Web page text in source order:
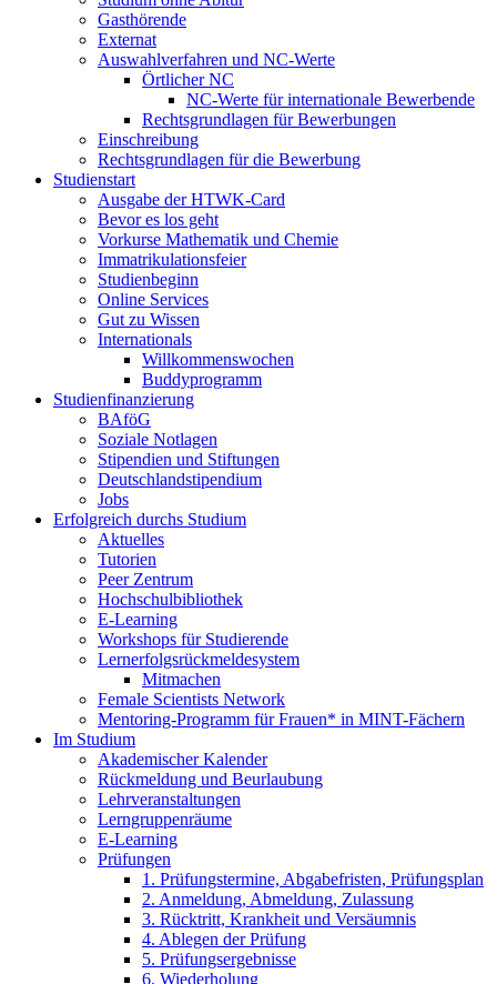
Gasthörende
Externat
Auswahlverfahren und NC-Werte
Örtlicher NC
NC-Werte für internationale Bewerbende
Rechtsgrundlagen für Bewerbungen
Einschreibung
Rechtsgrundlagen für die Bewerbung
Studienstart
Ausgabe der HTWK-Card
Bevor es los geht
Vorkurse Mathematik und Chemie
Immatrikulationsfeier
Studienbeginn
Online Services
Gut zu Wissen
Internationals
Willkommenswochen
Buddyprogramm
Studienfinanzierung
BAföG
Soziale Notlagen
Stipendien und Stiftungen
Deutschlandstipendium
Jobs
Erfolgreich durchs Studium
Aktuelles
Tutorien
Peer Zentrum
Hochschulbibliothek
E-Learning
Workshops für Studierende
Lernerfolgsrückmeldesystem
Mitmachen
Female Scientists Network
Mentoring-Programm für Frauen* in MINT-Fächern
Im Studium
Akademischer Kalender
Rückmeldung und Beurlaubung
Lehrveranstaltungen
Lerngruppenräume
E-Learning
Prüfungen
1. Prüfungstermine, Abgabefristen, Prüfungsplan
2. Anmeldung, Abmeldung, Zulassung
3. Rücktritt, Krankheit und Versäumnis
4. Ablegen der Prüfung
5. Prüfungsergebnisse
6. Wiederholung